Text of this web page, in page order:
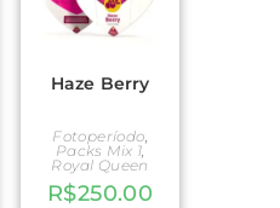
Haze Berry
Fotoperíodo
Packs Mix 1
Royal Queen
R$250.00